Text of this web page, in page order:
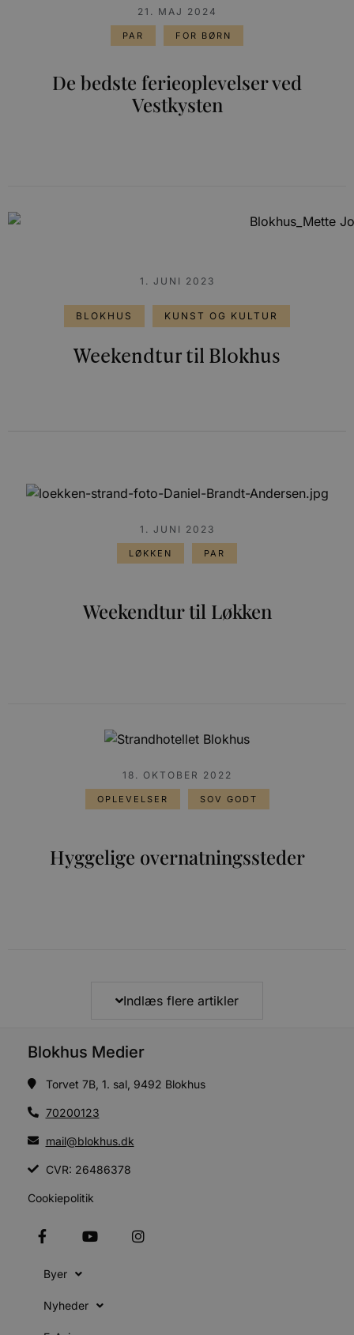
PAR FOR BØRN
De bedste ferieoplevelser ved
Vestkysten
21. MAJ 2024
1. JUNI 2023
BLOKHUS KUNST OG KULTUR
Weekendtur til Blokhus
LØKKEN PAR
Weekendtur til Løkken
1. JUNI 2023
OPLEVELSER SOV GODT
Hyggelige overnatningssteder
18. OKTOBER 2022
Indlæs flere artikler
Blokhus Medier
Torvet 7B, 1. sal, 9492 Blokhus
70200123
mail@blokhus.dk
CVR: 26486378
Cookiepolitik
Byer
Nyheder